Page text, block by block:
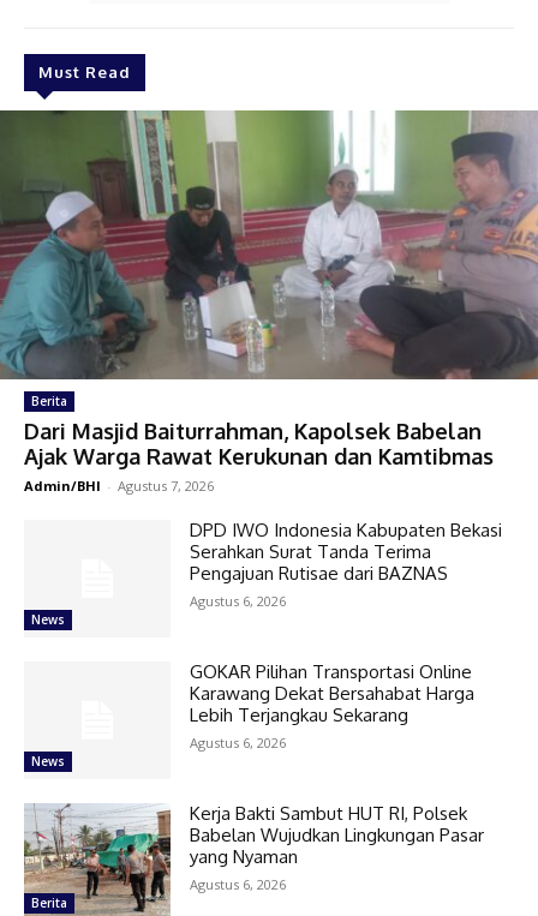
Must Read
Berita
Dari Masjid Baiturrahman, Kapolsek Babelan
Ajak Warga Rawat Kerukunan dan Kamtibmas
Admin/BHI - Agustus 7, 2026
News
DPD IWO Indonesia Kabupaten Bekasi
Serahkan Surat Tanda Terima
Pengajuan Rutisae dari BAZNAS
Agustus 6, 2026
News
GOKAR Pilihan Transportasi Online
Karawang Dekat Bersahabat Harga
Lebih Terjangkau Sekarang
Agustus 6, 2026
Berita
Kerja Bakti Sambut HUT RI, Polsek
Babelan Wujudkan Lingkungan Pasar
yang Nyaman
Agustus 6, 2026